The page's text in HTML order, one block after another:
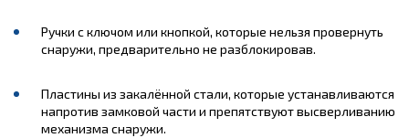
Ручки с ключом или кнопкой, которые нельзя провернуть
снаружи, предварительно не разблокировав.
Пластины из закалённой стали, которые устанавливаются
напротив замковой части и препятствуют высверливанию
механизма снаружи.